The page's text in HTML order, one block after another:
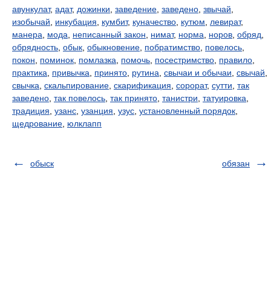
авункулат, адат, дожинки заведение заведено звычай
изобычай
инкубация кумбит, куначество кутюм левират,
манера
мода неписанный закон нимат, норма норов обряд
обрядность обык обыкновение побратимство повелось
покон
поминок помлазка помочь посестримство правило
практика
привычка принято рутина свычаи и обычаи свычай
свычка скальпирование скарификация сорорат, сутти так
заведено так повелось так принято танистри татуировка
традиция узанс узанция узус установленный порядок
щедрование юлклапп
обыск обязан